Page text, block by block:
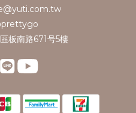
板南路671号5樓